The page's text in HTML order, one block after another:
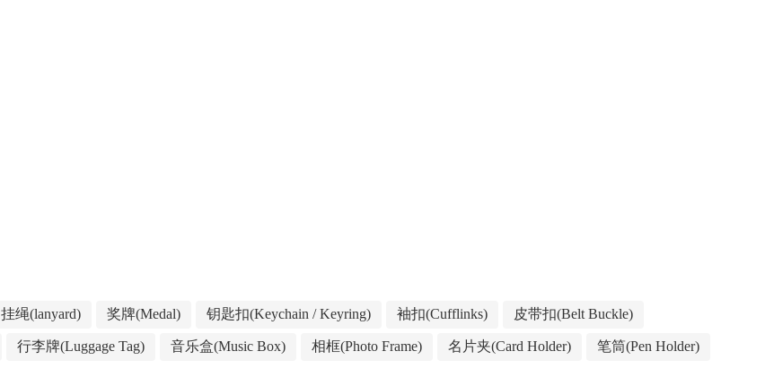
挂绳(lanyard) 奖牌(Medal) 钥匙扣(Keychain / Keyring) 袖扣(Cufflinks) 皮带扣(Belt Buckle)
行李牌(Luggage Tag) 音乐盒(Music Box) 相框(Photo Frame) 名片夹(Card Holder) 笔筒(Pen Holder)